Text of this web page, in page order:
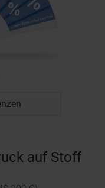
auf Stoff